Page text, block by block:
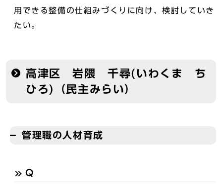
用できる整備の仕組みづくりに向け、検討していき
たい。
高津区 岩隈 千尋(いわくま ち
ひろ)（民主みらい）
管理職の人材育成
Q